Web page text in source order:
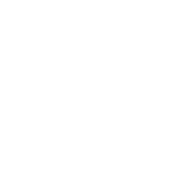
de marihuana
paraje del